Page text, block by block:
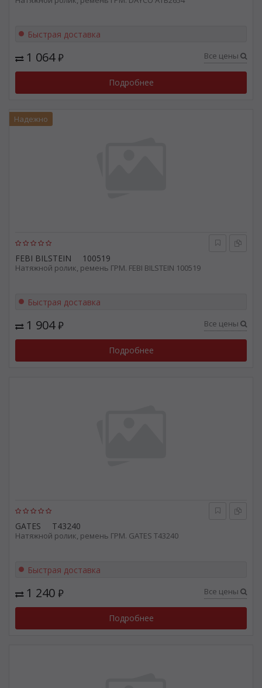
Быстрая доставка
1 064₽ Все цены
Подробнее
FEBI BILSTEIN 100519
Натяжной ролик, ремень ГРМ. FEBI BILSTEIN 100519
Надежно
Быстрая доставка
1 904₽ Все цены
Подробнее
GATES T43240
Натяжной ролик, ремень ГРМ. GATES T43240
Быстрая доставка
1 240 ₽ Все цены
Подробнее